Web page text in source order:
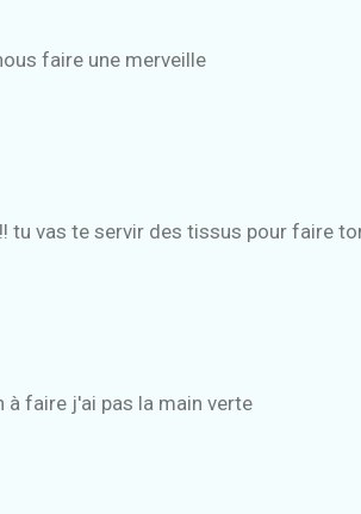
faire une merveille
tu vas te servir des tissus pour faire
à faire j'ai pas la main verte